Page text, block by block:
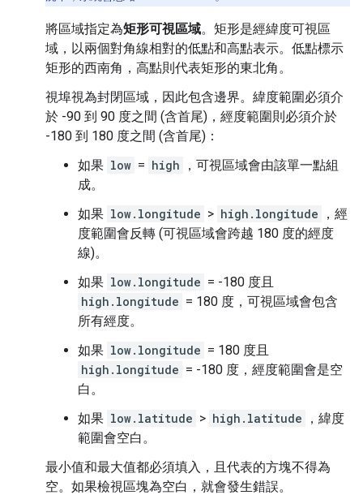
將區域指定為矩形可視區域。矩形是經緯度可視區
域，以兩個對角線相對的低點和高點表示。低點標示
矩形的西南角，高點則代表矩形的東北角。
視埠視為封閉區域，因此包含邊界。緯度範圍必須介
於 -90 到 90 度之間 (含首尾)，經度範圍則必須介於
-180 到 180 度之間 (含首尾)：
如果 low = high
，可視區域會由該單一點組
成。
如果 low.longitude > high.longitude
，經
度範圍會反轉 (可視區域會跨越 180 度的經度
線)。
如果 low.longitude = -180 度且
high.longitude = 180 度，可視區域會包含
所有經度。
如果 low.longitude = 180 度且
high.longitude = -180 度，經度範圍會是空
白。
如果 low.latitude > high.latitude
，緯度
範圍會空白。
最小值和最大值都必須填入，且代表的方塊不得為
空。如果檢視區塊為空白，就會發生錯誤。